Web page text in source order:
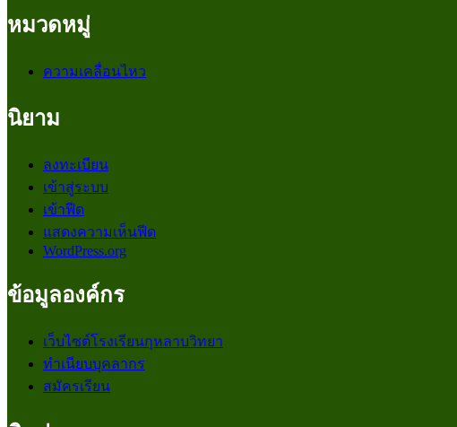
หมวดหมู่
ความเคลื่อนไหว
นิยาม
ลงทะเบียน
เข้าสู่ระบบ
เข้าฟีด
แสดงความเห็นฟีด
WordPress.org
ข้อมูลองค์กร
เว็บไซต์โรงเรียนกุหลาบวิทยา
ทำเนียบบุคลากร
สมัครเรียน